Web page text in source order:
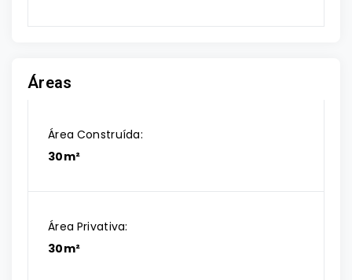
Áreas
Área Construída:
30m²
Área Privativa:
30m²